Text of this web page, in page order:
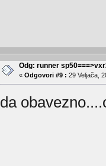
Odg: runner
« Odgovori #9 : 29 Veljača,
da